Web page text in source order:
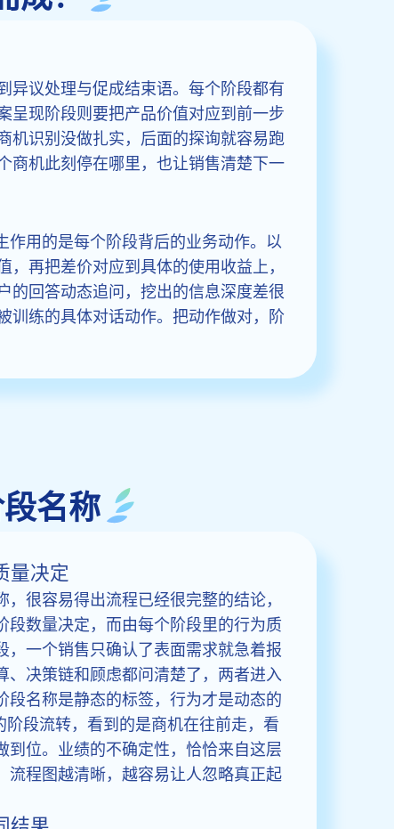
异议处理与促成结束语。每个阶段都有
呈现阶段则要把产品价值对应到前一步
机识别没做扎实，后面的探询就容易跑
商机此刻停在哪里，也让销售清楚下一
用的是每个阶段背后的业务动作。以
再把差价对应到具体的使用收益上，
的回答动态追问，挖出的信息深度差很
训练的具体对话动作。把动作做对，阶
名称
量决定
很容易得出流程已经很完整的结论，
段数量决定，而由每个阶段里的行为质
，一个销售只确认了表面需求就急着报
、决策链和顾虑都问清楚了，两者进入
段名称是静态的标签，行为才是动态的
段流转，看到的是商机在往前走，看
到位。业绩的不确定性，恰恰来自这层
流程图越清晰，越容易让人忽略真正起